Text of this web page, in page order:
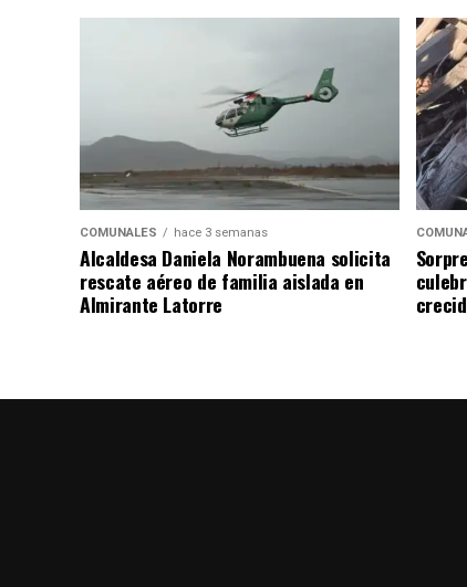
COMUNALES hace 3 semanas
Alcaldesa Daniela Norambuena solicita
rescate aéreo de familia aislada en
Almirante Latorre